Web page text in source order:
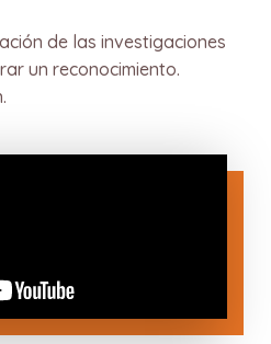
de las investigaciones
un reconocimiento.